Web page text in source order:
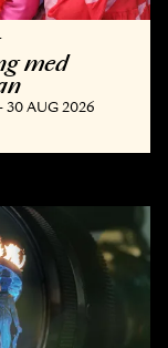
med
30 AUG 2026